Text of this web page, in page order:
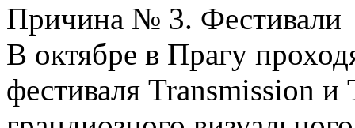
Причина № 3. Фестивали
В октябре в Прагу
фестиваля Transmission и